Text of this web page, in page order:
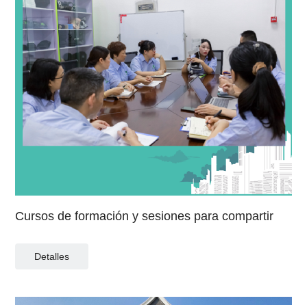
Cursos de formación y sesiones para compartir
Detalles